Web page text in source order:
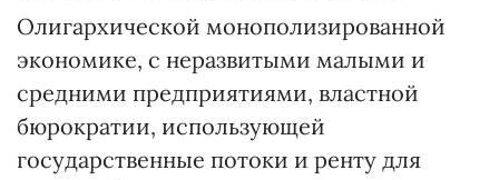
Олигархической монополизированной
экономике, с неразвитыми малыми и
средними предприятиями, властной
бюрократии, использующей
государственные потоки и ренту для